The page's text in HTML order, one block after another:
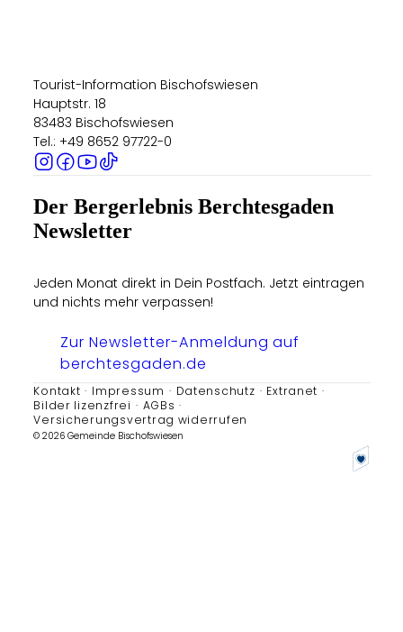
Tourist-Information Bischofswiesen
Hauptstr. 18
83483 Bischofswiesen
Tel.: +49 8652 97722-0
Der Bergerlebnis Berchtesgaden
Newsletter
Jeden Monat direkt in Dein Postfach. Jetzt eintragen
und nichts mehr verpassen!
Zur Newsletter-Anmeldung auf
berchtesgaden.de
Kontakt Impressum Datenschutz
Extranet
Bilder lizenzfrei
AGBs
Versicherungsvertrag widerrufen
© 2026 Gemeinde Bischofswiesen